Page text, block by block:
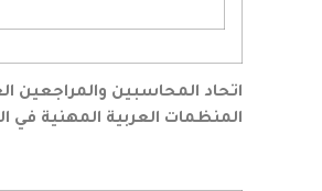
اتحاد المحاسبين والمراجعين
المنظمات العربية المهنية في